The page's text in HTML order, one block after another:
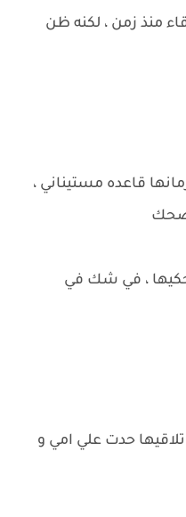
منذ زمن ، لكنه ظن
قاعده مستيناني ،
، في شك في
حدت علي امي و